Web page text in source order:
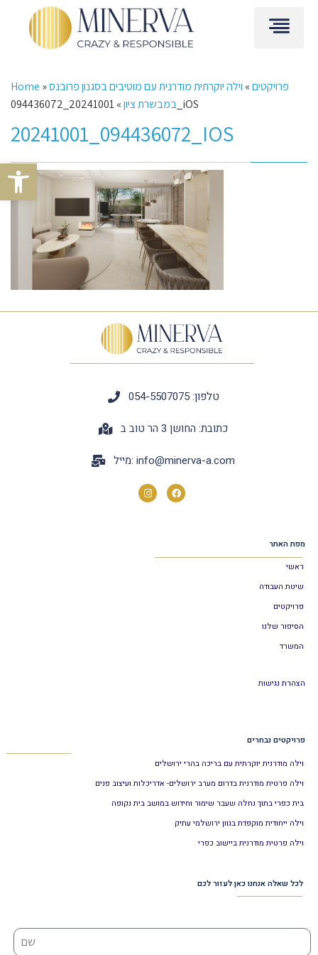
Open toolbar
Home » פרויקטים» וילה יוקרתית מודרנית עם מוטיבים בסגנון פרובנס
במבשרת ציון» 20241001_094436072_iOS
20241001_094436072_IOS
טלפון: 054-5507075
כתובת: החושן 3 הר טוב ב
מייל: info@minerva-a.com
מפת האתר
ראשי
שיטת העבודה
פרויקטים
הסיפור שלנו
המשרד
הצהרת נגישות
פרויקטים נבחרים
וילה מודרנית יוקרתית עם בריכה בהרי ירושלים
וילה פרטית מודרנית בדרום מערב ירושלים- אדריכלות ועיצוב פנים
בית כפרי בתוך נחלה שעבר שימור וחידוש במושב בית נקופה
וילה ייחודית מוקפדת בגוון ירושלמי עתיק
וילה פרטית מודרנית ביישוב כפרי
לכל שאלה אנחנו כאן לעזור לכם